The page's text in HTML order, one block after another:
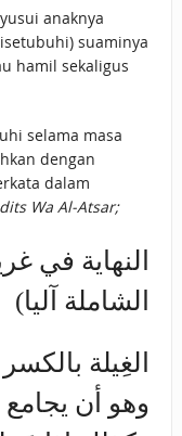
anaknya
suaminya
hamil sekaligus
selama masa
dengan
Wa Al-Atsar;
الشاملة آليا)
الغِيلة
وهو أن